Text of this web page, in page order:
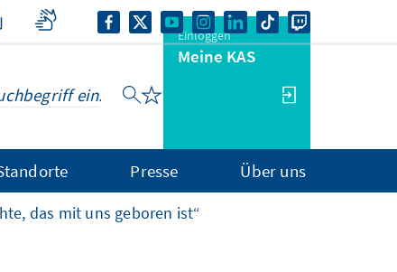
Einloggen
Meine KAS
Presse Über uns
das mit uns geboren ist“